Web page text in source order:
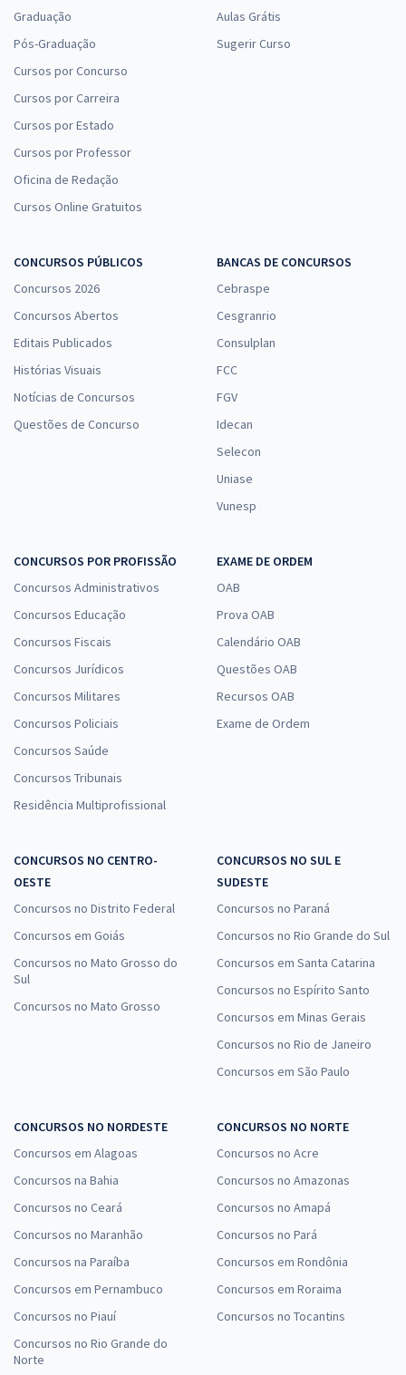
Graduação
Pós-Graduação
Cursos por Concurso
Cursos por Carreira
Cursos por Estado
Cursos por Professor
Oficina de Redação
Cursos Online Gratuitos
Aulas Grátis
Sugerir Curso
CONCURSOS PÚBLICOS
Concursos 2026
Concursos Abertos
Editais Publicados
Histórias Visuais
Notícias de Concursos
Questões de Concurso
BANCAS DE CONCURSOS
Cebraspe
Cesgranrio
Consulplan
FCC
FGV
Idecan
Selecon
Uniase
Vunesp
CONCURSOS POR PROFISSÃO
Concursos Administrativos
Concursos Educação
Concursos Fiscais
Concursos Jurídicos
Concursos Militares
Concursos Policiais
Concursos Saúde
Concursos Tribunais
Residência Multiprofissional
EXAME DE ORDEM
OAB
Prova OAB
Calendário OAB
Questões OAB
Recursos OAB
Exame de Ordem
CONCURSOS NO CENTRO-
OESTE
Concursos no Distrito Federal
Concursos em Goiás
Concursos no Mato Grosso do
Sul
Concursos no Mato Grosso
CONCURSOS NO SUL E
SUDESTE
Concursos no Paraná
Concursos no Rio Grande do Sul
Concursos em Santa Catarina
Concursos no Espírito Santo
Concursos em Minas Gerais
Concursos no Rio de Janeiro
Concursos em São Paulo
CONCURSOS NO NORDESTE
Concursos em Alagoas
Concursos na Bahia
Concursos no Ceará
Concursos no Maranhão
Concursos na Paraíba
Concursos em Pernambuco
Concursos no Piauí
Concursos no Rio Grande do
Norte
CONCURSOS NO NORTE
Concursos no Acre
Concursos no Amazonas
Concursos no Amapá
Concursos no Pará
Concursos em Rondônia
Concursos em Roraima
Concursos no Tocantins